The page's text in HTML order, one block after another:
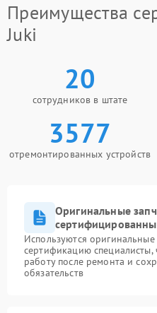
Преимущества
Juki
20
сотрудников в штате
3577
отремонтированных устройств
Оригинальные
Используются
сертификацию специалисты,
работу после ремонта и
обязательств